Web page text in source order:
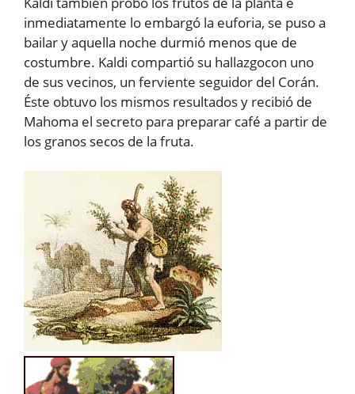
inmediatamente lo embargó la euforia, se puso a
bailar y aquella noche durmió menos que de
costumbre. Kaldi compartió su hallazgocon uno
de sus vecinos, un ferviente seguidor del Corán.
Éste obtuvo los mismos resultados y recibió de
Mahoma el secreto para preparar café a partir de
los granos secos de la fruta.